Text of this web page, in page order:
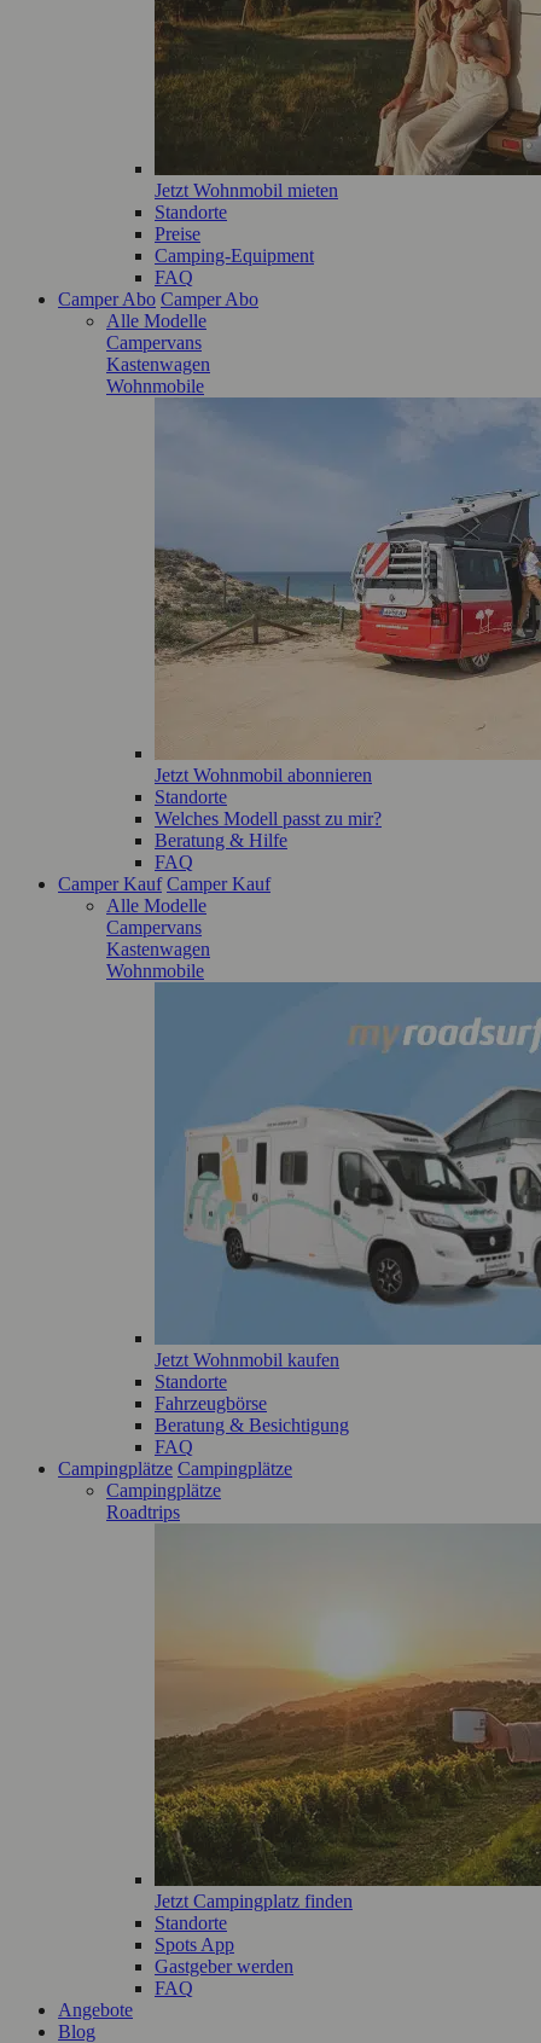
Jetzt Wohnmobil mieten
Standorte
Preise
Camping-Equipment
FAQ
Camper Abo Camper Abo
Alle Modelle
Campervans
Kastenwagen
Wohnmobile
Jetzt Wohnmobil abonnieren
Standorte
Welches Modell passt zu mir?
Beratung & Hilfe
FAQ
Camper Kauf Camper Kauf
Alle Modelle
Campervans
Kastenwagen
Wohnmobile
Jetzt Wohnmobil kaufen
Standorte
Fahrzeugbörse
Beratung & Besichtigung
FAQ
Campingplätze Campingplätze
Campingplätze
Roadtrips
Jetzt Campingplatz finden
Standorte
Spots App
Gastgeber werden
FAQ
Angebote
Blog